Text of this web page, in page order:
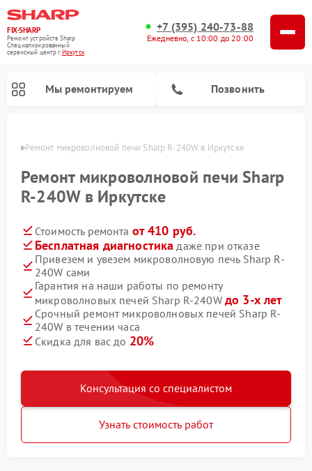
FIX-SHARP
Ремонт устройств Sharp
Специализированный
cервисный центр г.Иркутск
+7 (395) 240-73-88
Ежедневно, с 10:00 до 20:00
Мы ремонтируем Позвонить
Ремонт микроволновой печи Sharp R-240W в Иркутске
Ремонт микроволновой печи Sharp
R-240W в Иркутске
Стоимость ремонта от 410 руб.
Бесплатная диагностика даже при отказе
Привезем и увезем микроволновую печь Sharp R-
240W сами
Гарантия на наши работы по ремонту
микроволновых печей Sharp R-240W до 3-х лет
Срочный ремонт микроволновых печей Sharp R-
240W в течении часа
Скидка для вас до 20%
Консультация со специалистом
Узнать стоимость работ